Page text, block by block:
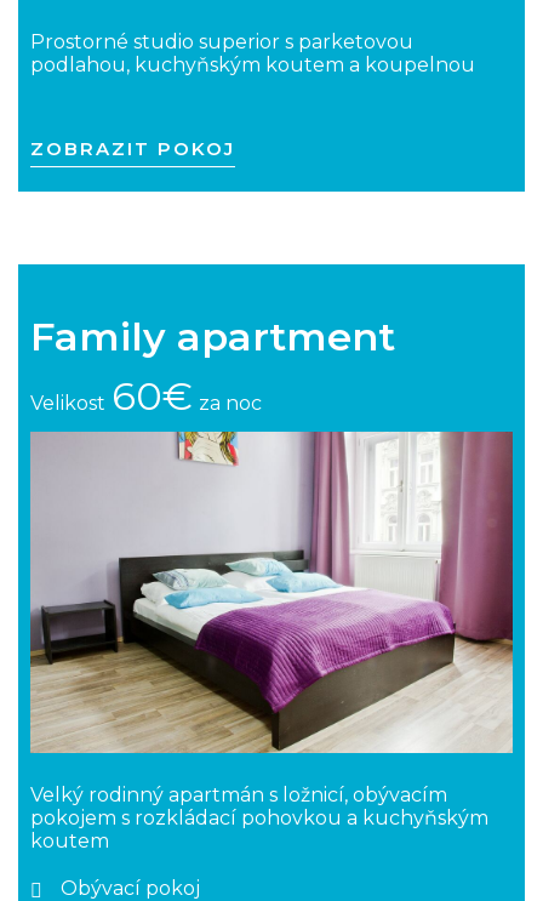
Prostorné studio superior s parketovou
podlahou, kuchyňským koutem a koupelnou
ZOBRAZIT POKOJ
Family apartment
Velikost 60€ za noc
Velký rodinný apartmán s ložnicí, obývacím
pokojem s rozkládací pohovkou a kuchyňským
koutem
Obývací pokoj